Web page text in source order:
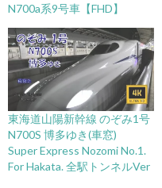
N700a系9号車【FHD】
東海道山陽新幹線 のぞみ1号
N700S 博多ゆき(車窓)
Super Express Nozomi No.1.
For Hakata. 全駅トンネルVer